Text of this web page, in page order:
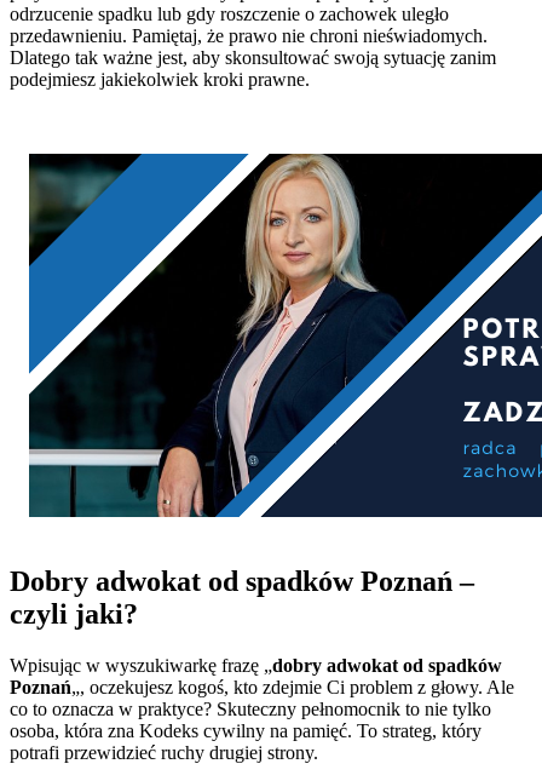
odrzucenie spadku lub gdy roszczenie o zachowek uległo
przedawnieniu. Pamiętaj, że prawo nie chroni nieświadomych.
Dlatego tak ważne jest, aby skonsultować swoją sytuację zanim
podejmiesz jakiekolwiek kroki prawne.
Dobry adwokat od spadków Poznań –
czyli jaki?
Wpisując w wyszukiwarkę frazę „dobry adwokat od spadków
Poznań„, oczekujesz kogoś, kto zdejmie Ci problem z głowy. Ale
co to oznacza w praktyce? Skuteczny pełnomocnik to nie tylko
osoba, która zna Kodeks cywilny na pamięć. To strateg, który
potrafi przewidzieć ruchy drugiej strony.